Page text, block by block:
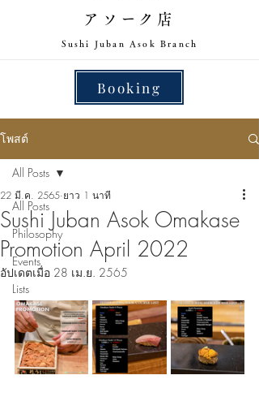
アソーク店
​Sushi Juban Asok Branch
Booking
โพสต์
All Posts
Philosophy
Events
Lists
All Posts
Sushi Juban Asok Omakase
Promotion April 2022
22 มี.ค. 2565 ยาว 1 นาที
อัปเดตเมื่อ 28 เม.ย. 2565